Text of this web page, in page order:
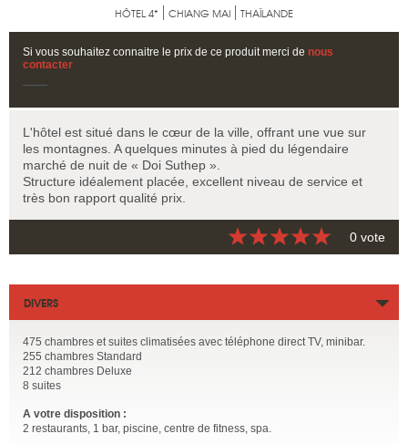
HÔTEL 4* CHIANG MAI THAÏLANDE
Si vous souhaitez connaitre le prix de ce produit merci de nous
contacter
L'hôtel est situé dans le cœur de la ville, offrant une vue sur
les montagnes. A quelques minutes à pied du légendaire
marché de nuit de « Doi Suthep ».
Structure idéalement placée, excellent niveau de service et
très bon rapport qualité prix.
0 vote
DIVERS
475 chambres et suites climatisées avec téléphone direct TV, minibar.
255 chambres Standard
212 chambres Deluxe
8 suites
A votre disposition :
2 restaurants, 1 bar, piscine, centre de fitness, spa.